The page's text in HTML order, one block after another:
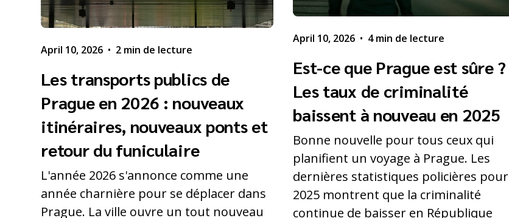
April 10, 2026 • 2 min de lecture
Les transports publics de
Prague en 2026 : nouveaux
itinéraires, nouveaux ponts et
retour du funiculaire
L'année 2026 s'annonce comme une
année charnière pour se déplacer dans
Prague. La ville ouvre un tout nouveau
April 10, 2026 • 4 min de lecture
Est-ce que Prague est sûre ?
Les taux de criminalité
baissent à nouveau en 2025
Bonne nouvelle pour tous ceux qui
planifient un voyage à Prague. Les
dernières statistiques policières pour
2025 montrent que la criminalité
continue de baisser en République